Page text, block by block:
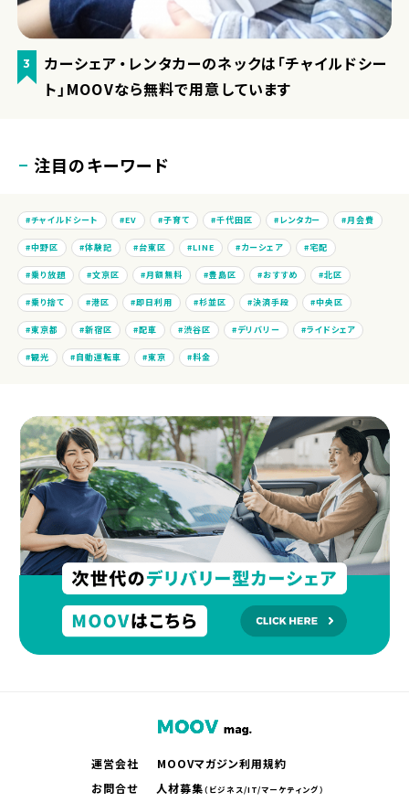
3
カーシェア・レンタカーのネックは「チャイルドシー
ト」MOOVなら無料で用意しています
注目のキーワード
チャイルドシート EV 子育て 千代田区 レンタカー 月会費
中野区 体験記 台東区 LINE カーシェア 宅配
乗り放題 文京区 月額無料 豊島区 おすすめ 北区
乗り捨て 港区 即日利用 杉並区 決済手段 中央区
東京都 新宿区 配車 渋谷区 デリバリー ライドシェア
観光 自動運転車 東京 料金
運営会社
MOOVマガジン利用規約
お問合せ
人材募集（ビジネス/IT/マーケティング）